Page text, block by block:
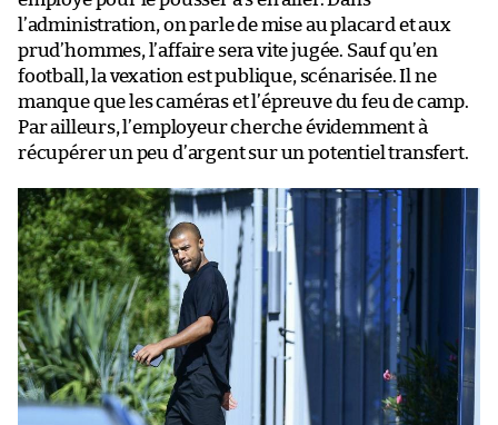
l’administration, on parle de mise au placard et aux
prud’hommes, l’affaire sera vite jugée. Sauf qu’en
football, la vexation est publique, scénarisée. Il ne
manque que les caméras et l’épreuve du feu de camp.
Par ailleurs, l’employeur cherche évidemment à
récupérer un peu d’argent sur un potentiel transfert.